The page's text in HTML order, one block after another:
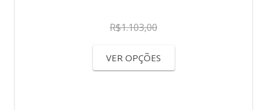
R$1.103,00
VER OPÇÕES